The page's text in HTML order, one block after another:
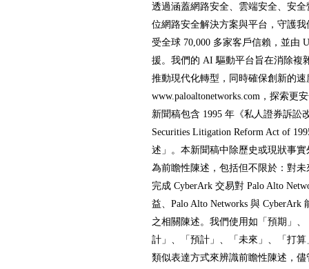
透過涵蓋網路安全、雲端安全、安
位網路安全解決方案與平台，守護
受全球 70,000 多家客戶信賴，並由
援。我們的 AI 驅動平台旨在消除複
推動現代化轉型，同時確保創新的
www.paloaltonetworks.com，探索更
新聞稿包含 1995 年《私人證券訴訟
Securities Litigation Reform Act of
述」。本新聞稿中除歷史或現狀事
為前瞻性陳述，包括但不限於：對
完成 CyberArk 交易對 Palo Alto
益、Palo Alto Networks 與 CyberArk
之相關陳述。我們使用如「預期」
計」、「預計」、「未來」、「打
類似表達方式來辨識前瞻性陳述，